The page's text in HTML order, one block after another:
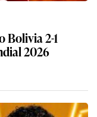
Bolivia 2-1
2026